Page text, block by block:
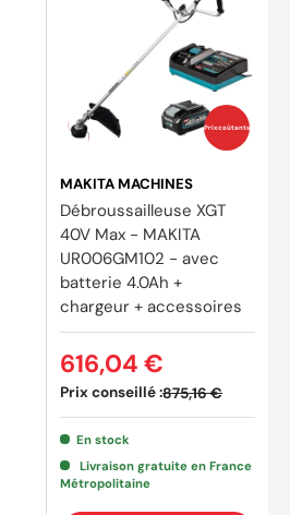
Prix coûtants
MAKITA MACHINES
Débroussailleuse XGT
40V Max - MAKITA
UR006GM102 - avec
batterie 4.0Ah +
chargeur + accessoires
Prix conseillé :875,16 €
616,04 €
En stock
Livraison gratuite en France
Métropolitaine